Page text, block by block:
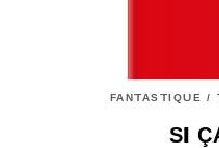
FANTASTIQUE /
SI